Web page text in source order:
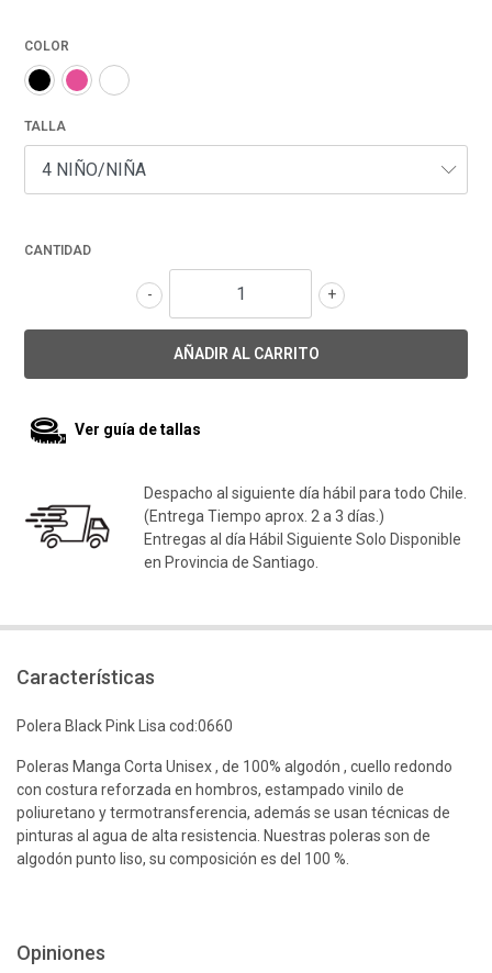
COLOR
TALLA
CANTIDAD
+
-
Ver guía de tallas
Despacho al siguiente día hábil para todo Chile.
(Entrega Tiempo aprox. 2 a 3 días.)
Entregas al día Hábil Siguiente Solo Disponible
en Provincia de Santiago.
Características
Polera Black Pink Lisa cod:0660
Poleras Manga Corta Unisex , de 100% algodón , cuello redondo
con costura reforzada en hombros, estampado vinilo de
poliuretano y termotransferencia, además se usan técnicas de
pinturas al agua de alta resistencia. Nuestras poleras son de
algodón punto liso, su composición es del 100 %.
Opiniones